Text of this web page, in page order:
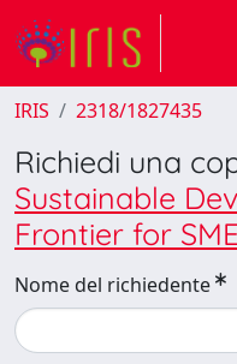
IRIS 2318/1827435
Richiedi una
Sustainable
Frontier for
Nome del richiedente